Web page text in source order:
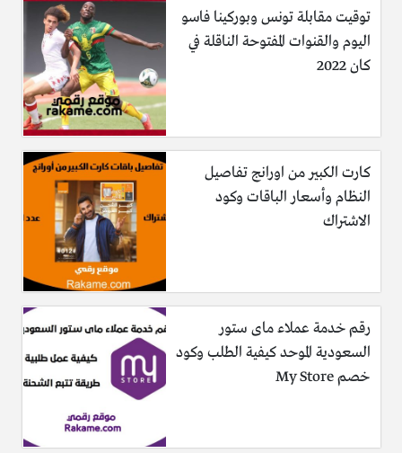
توقيت مقابلة تونس وبوركينا فاسو
اليوم والقنوات المفتوحة الناقلة في
كان 2022
كارت الكبير من اورانج تفاصيل
النظام وأسعار الباقات وكود
الاشتراك
رقم خدمة عملاء ماى ستور
السعودية الموحد كيفية الطلب وكود
خصم My Store